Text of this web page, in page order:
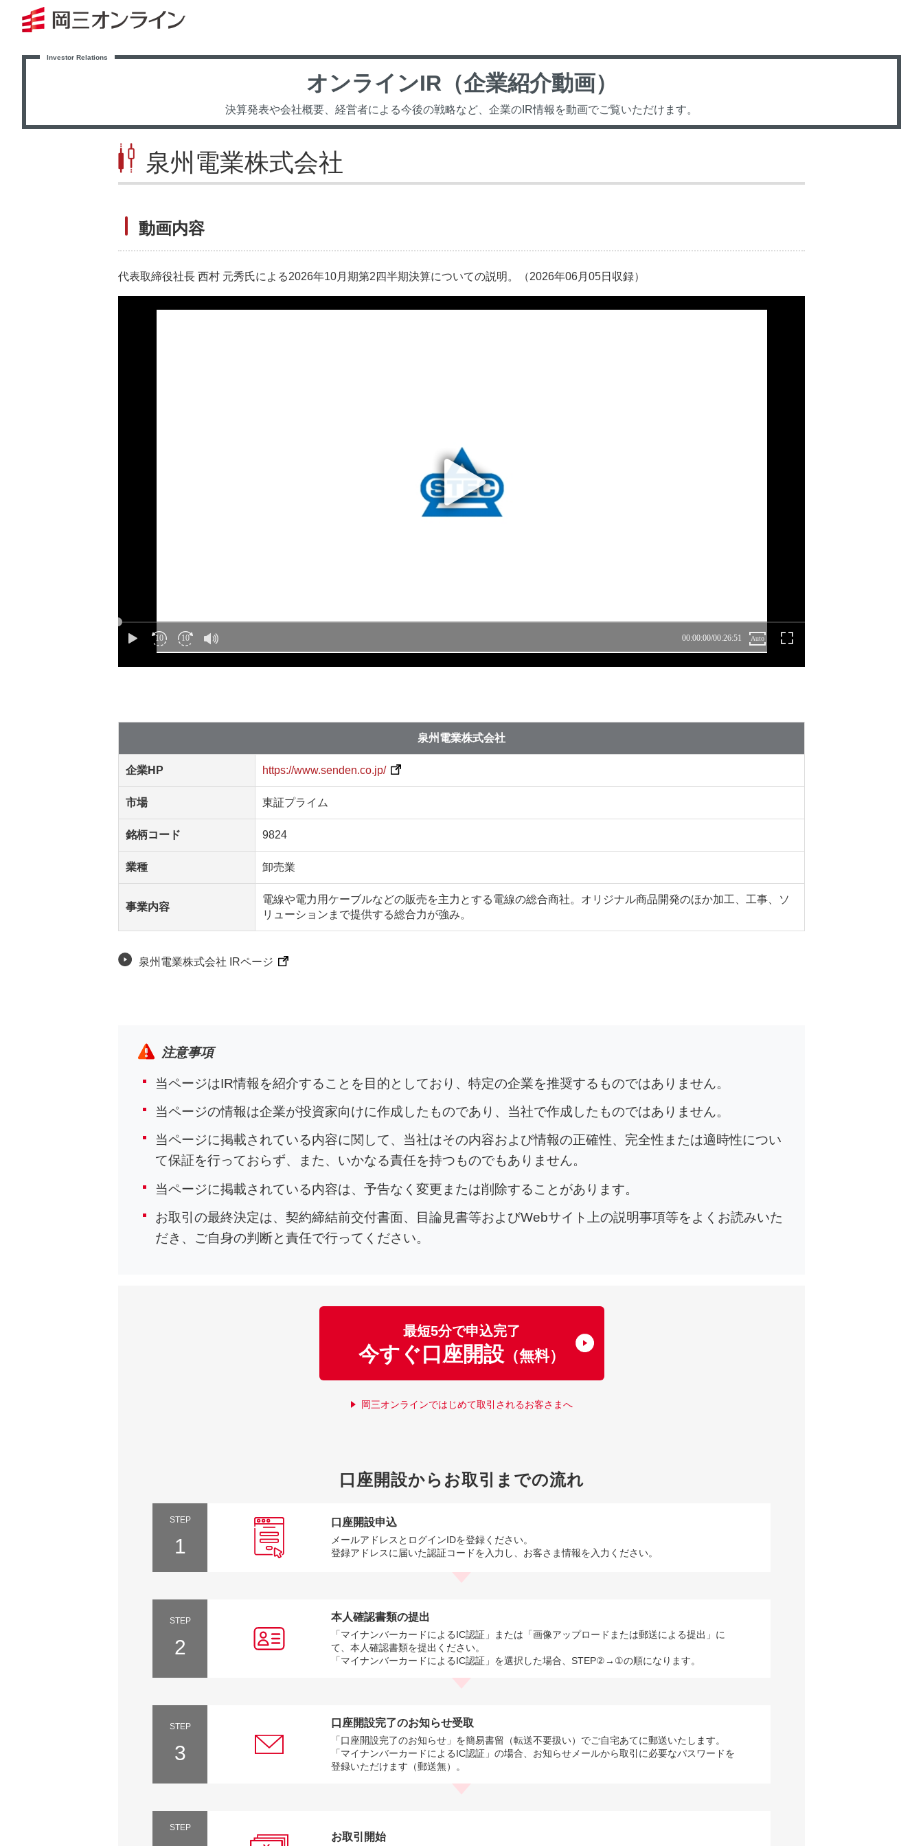
オンラインIR（企業紹介動画）
決算発表や会社概要、経営者による今後の戦略など、企業のIR情報を動画でご覧いただけます。
泉州電業株式会社
動画内容
代表取締役社長 西村 元秀氏による2026年10月期第2四半期決算についての説明。（2026年06月05日収録）
泉州電業株式会社
企業HP https://www.senden.co.jp/
市場 東証プライム
銘柄コード 9824
業種 卸売業
事業内容
電線や電力用ケーブルなどの販売を主力とする電線の総合商社。オリジナル商品開発のほか加工、工事、ソ
リューションまで提供する総合力が強み。
泉州電業株式会社 IRページ
注意事項
当ページはIR情報を紹介することを目的としており、特定の企業を推奨するものではありません。
当ページの情報は企業が投資家向けに作成したものであり、当社で作成したものではありません。
当ページに掲載されている内容に関して、当社はその内容および情報の正確性、完全性または適時性につい
て保証を行っておらず、また、いかなる責任を持つものでもありません。
当ページに掲載されている内容は、予告なく変更または削除することがあります。
お取引の最終決定は、契約締結前交付書面、目論見書等およびWebサイト上の説明事項等をよくお読みいた
だき、ご自身の判断と責任で行ってください。
最短5分で申込完了
今すぐ口座開設 （無料）
岡三オンラインではじめて取引されるお客さまへ
口座開設からお取引までの流れ
STEP
1
口座開設申込
メールアドレスとログインIDを登録ください。
登録アドレスに届いた認証コードを入力し、お客さま情報を入力ください。
STEP
2
本人確認書類の提出
「マイナンバーカードによるIC認証」または「画像アップロードまたは郵送による提出」に
て、本人確認書類を提出ください。
「マイナンバーカードによるIC認証」を選択した場合、STEP②→①の順になります。
STEP
3
口座開設完了のお知らせ受取
「口座開設完了のお知らせ」を簡易書留（転送不要扱い）でご自宅あてに郵送いたします。
「マイナンバーカードによるIC認証」の場合、お知らせメールから取引に必要なパスワードを
登録いただけます（郵送無）。
STEP
お取引開始